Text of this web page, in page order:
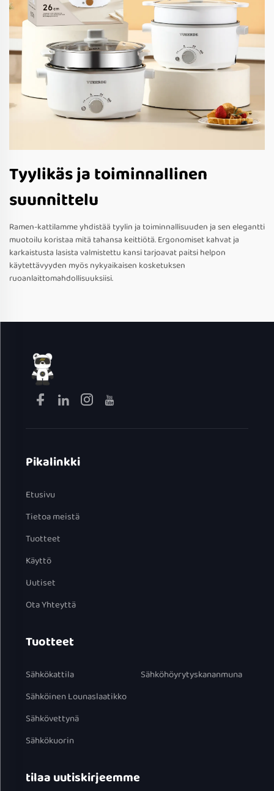
Tyylikäs ja toiminnallinen
suunnittelu
Ramen-kattilamme yhdistää tyylin ja toiminnallisuuden ja sen elegantti
muotoilu koristaa mitä tahansa keittiötä. Ergonomiset kahvat ja
karkaistusta lasista valmistettu kansi tarjoavat paitsi helpon
käytettävyyden myös nykyaikaisen kosketuksen
ruoanlaittomahdollisuuksiisi.
Pikalinkki
Etusivu
Tietoa meistä
Tuotteet
Käyttö
Uutiset
Ota Yhteyttä
Tuotteet
Sähkökattila
Sähköinen Lounaslaatikko
Sähkövettynä
Sähkökuorin
Sähköhöyrytyskananmuna
tilaa uutiskirjeemme